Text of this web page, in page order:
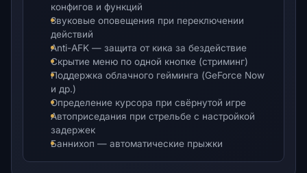
конфигов и функций
Звуковые оповещения при переключении
действий
Anti-AFK — защита от кика за бездействие
Скрытие меню по одной кнопке (стриминг)
Поддержка облачного гейминга (GeForce Now
и др.)
Определение курсора при свёрнутой игре
Автоприседания при стрельбе с настройкой
задержек
Баннихоп — автоматические прыжки